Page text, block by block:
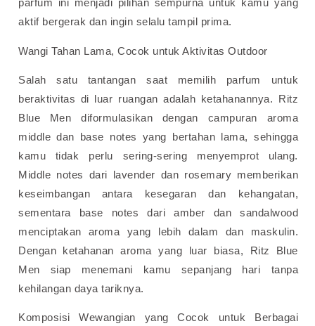
parfum ini menjadi pilihan sempurna untuk kamu yang
aktif bergerak dan ingin selalu tampil prima.
Wangi Tahan Lama, Cocok untuk Aktivitas Outdoor
Salah satu tantangan saat memilih parfum untuk
beraktivitas di luar ruangan adalah ketahanannya. Ritz
Blue Men diformulasikan dengan campuran aroma
middle dan base notes yang bertahan lama, sehingga
kamu tidak perlu sering-sering menyemprot ulang.
Middle notes dari lavender dan rosemary memberikan
keseimbangan antara kesegaran dan kehangatan,
sementara base notes dari amber dan sandalwood
menciptakan aroma yang lebih dalam dan maskulin.
Dengan ketahanan aroma yang luar biasa, Ritz Blue
Men siap menemani kamu sepanjang hari tanpa
kehilangan daya tariknya.
Komposisi Wewangian yang Cocok untuk Berbagai